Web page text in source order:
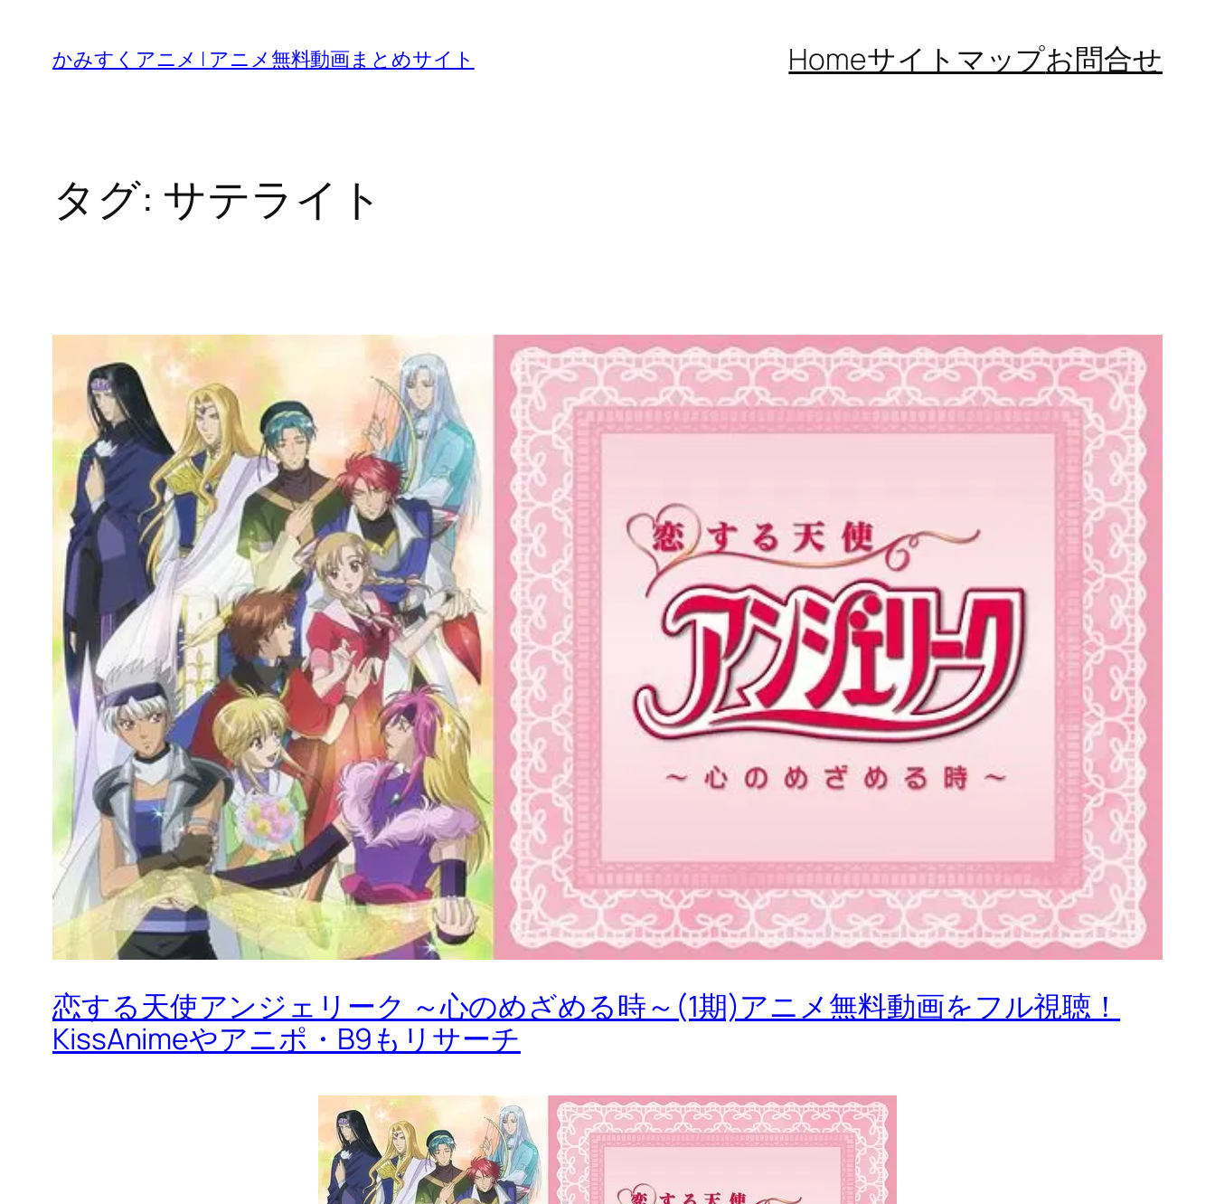
かみすくアニメ | アニメ無料動画まとめサイト Homeサイトマップお問合せ
タグ: サテライト
恋する天使アンジェリーク ～心のめざめる時～(1期)アニメ無料動画をフル視聴！
KissAnimeやアニポ・B9もリサーチ